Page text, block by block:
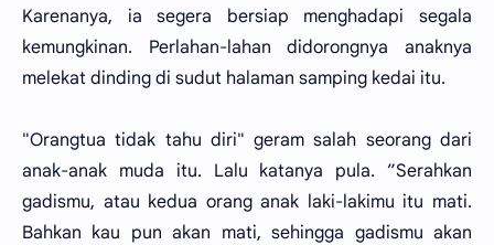
Karenanya, ia segera bersiap menghadapi segala
kemungkinan. Perlahan-lahan didorongnya anaknya
melekat dinding di sudut halaman samping kedai itu.
"Orangtua tidak tahu diri" geram salah seorang dari
anak-anak muda itu. Lalu katanya pula. ”Serahkan
gadismu, atau kedua orang anak laki-lakimu itu mati.
Bahkan kau pun akan mati, sehingga gadismu akan